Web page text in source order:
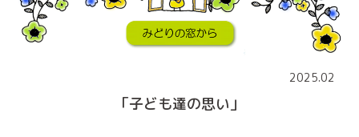
2025.02
「子ども達の思い」